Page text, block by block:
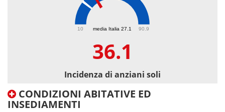
media Italia 27.1
10 90.9
36.1
Incidenza di anziani soli
CONDIZIONI ABITATIVE ED
INSEDIAMENTI